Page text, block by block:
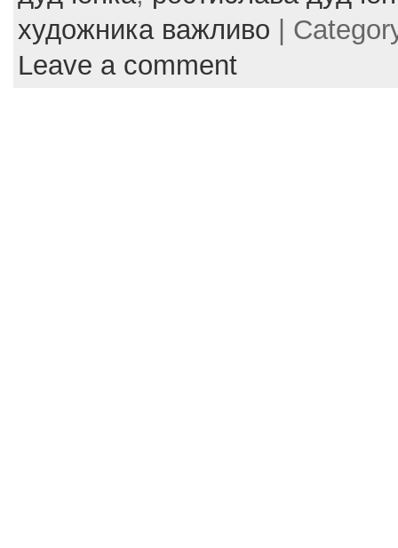
o
o
k
художника важливо |
Leave a comment